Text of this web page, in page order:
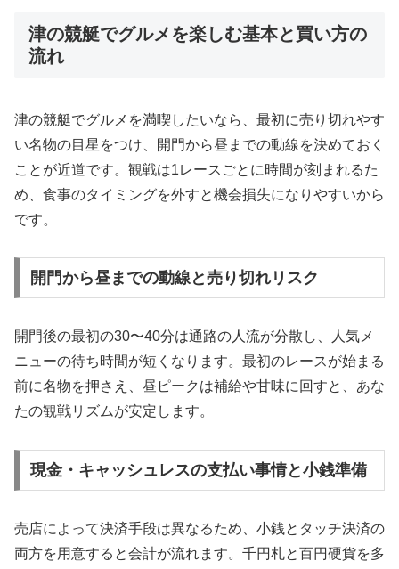
津の競艇でグルメを楽しむ基本と買い方の
流れ
津の競艇でグルメを満喫したいなら、最初に売り切れやす
い名物の目星をつけ、開門から昼までの動線を決めておく
ことが近道です。観戦は1レースごとに時間が刻まれるた
め、食事のタイミングを外すと機会損失になりやすいから
です。
開門から昼までの動線と売り切れリスク
開門後の最初の30〜40分は通路の人流が分散し、人気メ
ニューの待ち時間が短くなります。最初のレースが始まる
前に名物を押さえ、昼ピークは補給や甘味に回すと、あな
たの観戦リズムが安定します。
現金・キャッシュレスの支払い事情と小銭準備
売店によって決済手段は異なるため、小銭とタッチ決済の
両方を用意すると会計が流れます。千円札と百円硬貨を多